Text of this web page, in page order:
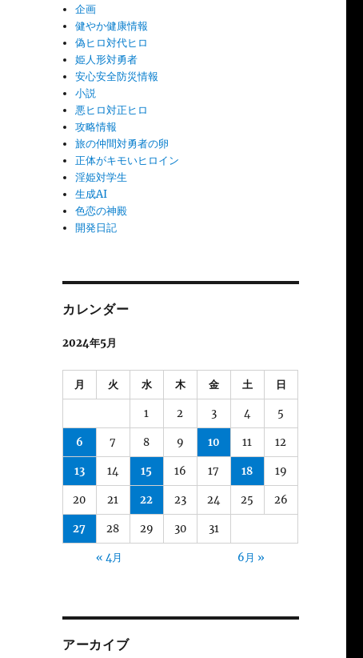
企画
健やか健康情報
偽ヒロ対代ヒロ
姫人形対勇者
安心安全防災情報
小説
悪ヒロ対正ヒロ
攻略情報
旅の仲間対勇者の卵
正体がキモいヒロイン
淫姫対学生
生成AI
色恋の神殿
開発日記
カレンダー
2024年5月
月 火 水 木 金 土 日
1 2 3 4 5
6 7 8 9 10 11 12
13 14 15 16 17 18 19
20 21 22 23 24 25 26
27 28 29 30 31
« 4月 6月 »
アーカイブ